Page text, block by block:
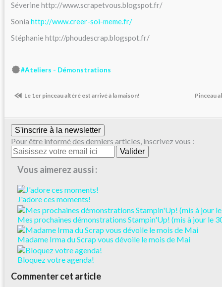
Séverine http://www.scrapetvous.blogspot.fr/
Sonia http://www.creer-soi-meme.fr/
Stéphanie http://phoudescrap.blogspot.fr/
#Ateliers - Démonstrations
Le 1er pinceau altéré est arrivé à la maison! Pinceau
S'inscrire à la newsletter
Pour être informé des derniers articles, inscrivez vous :
Vous aimerez aussi :
J'adore ces moments!
Mes prochaines démonstrations Stampin'Up! (mis à jour le
Madame Irma du Scrap vous dévoile le mois de Mai
Bloquez votre agenda!
Commenter cet article